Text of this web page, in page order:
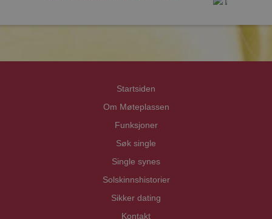
Startsiden
Om Møteplassen
Funksjoner
Søk single
Single synes
Solskinnshistorier
Sikker dating
Kontakt